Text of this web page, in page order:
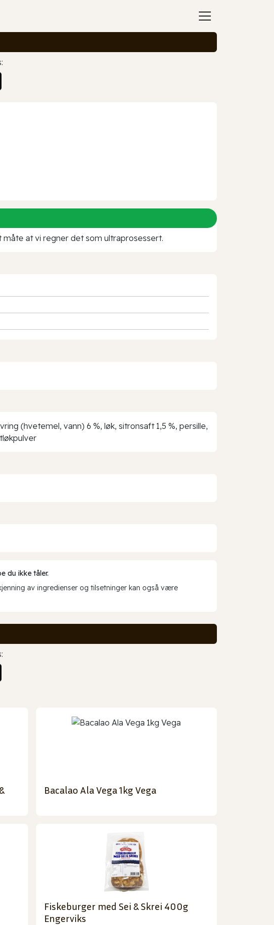
måte at vi regner det som ultraprosessert.
(hvetemel, vann) 6 %, løk, sitronsaft 1,5 %, persille,
du ikke tåler.
av ingredienser og tilsetninger kan også være
Bacalao Ala Vega 1kg Vega
Fiskeburger med Sei & Skrei 400g
Engerviks